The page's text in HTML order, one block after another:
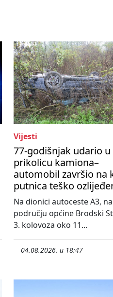
Vijesti
77-godišnjak udario u
prikolicu kamiona–
automobil završio na
putnica teško
Na dionici autoceste A3, na
području općine Brodski
3. kolovoza oko 11...
04.08.2026. u 18:47